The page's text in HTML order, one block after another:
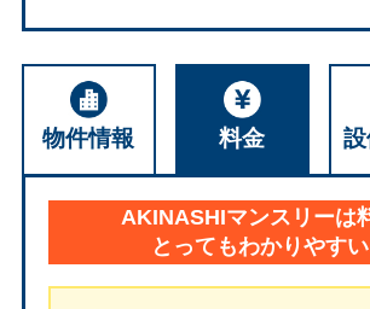
物件情報 料金
AKINASHIマンスリーは
とってもわかりやすい